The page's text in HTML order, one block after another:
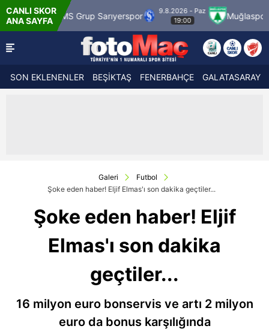
CANLI SKOR
ANA SAYFA
Grup Sarıyerspor
9.8.2026 - Paz
19:00
Muğlaspor Vanspor
SON EKLENENLER BEŞİKTAŞ FENERBAHÇE GALATASARAY
Galeri
Futbol
Şoke eden haber! Eljif Elmas'ı son dakika geçtiler...
Şoke eden haber! Eljif
Elmas'ı son dakika
geçtiler...
16 milyon euro bonservis ve artı 2 milyon
euro da bonus karşılığında